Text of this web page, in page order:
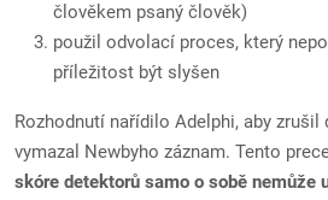
člověkem psaný člověk)
použil odvolací proces, který
příležitost být slyšen
Rozhodnutí nařídilo Adelphi, aby
vymazal Newbyho záznam. Tento
skóre detektorů samo o sobě nemůže